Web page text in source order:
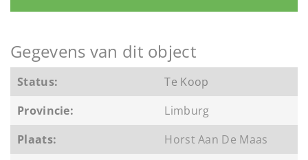
Gegevens van dit object
Status:
Te Koop
Provincie:
Limburg
Plaats:
Horst Aan De Maas